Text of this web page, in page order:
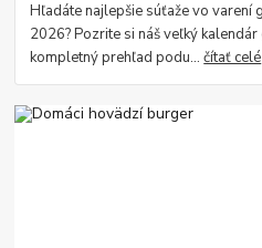
Hľadáte najlepšie súťaže vo varení
2026? Pozrite si náš veľký
kompletný prehľad podu...čítať celé